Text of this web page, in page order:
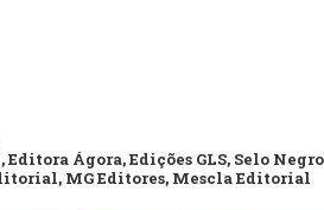
Ágora, Edições GLS, Selo Negro
MG Editores, Mescla Editorial